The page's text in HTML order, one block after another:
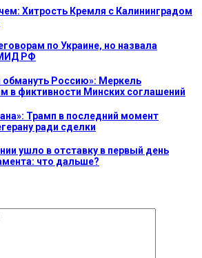
Хитрость Кремля с Калининградом
по Украине, но назвала
МИД РФ
Россию»: Меркель
в фиктивности Минских соглашений
Трамп в последний момент
ради сделки
ушло в отставку в первый день
что дальше?